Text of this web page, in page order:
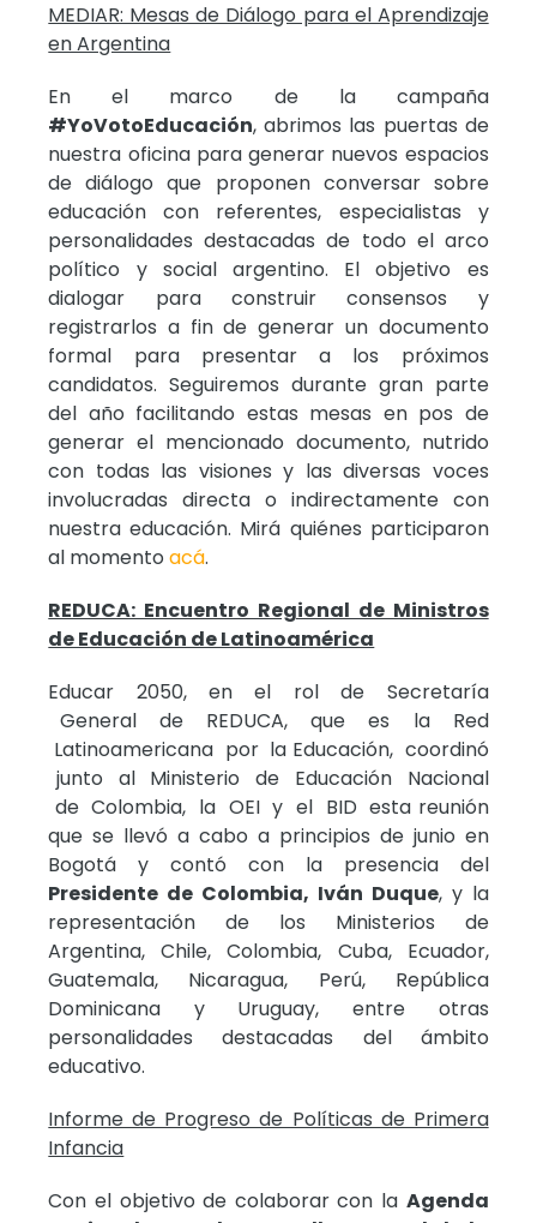
MEDIAR: Mesas de Diálogo para el Aprendizaje
en Argentina
En el marco de la campaña
#YoVotoEducación, abrimos las puertas de
nuestra oficina para generar nuevos espacios
de diálogo que proponen conversar sobre
educación con referentes, especialistas y
personalidades destacadas de todo el arco
político y social argentino. El objetivo es
dialogar para construir consensos y
registrarlos a fin de generar un documento
formal para presentar a los próximos
candidatos. Seguiremos durante gran parte
del año facilitando estas mesas en pos de
generar el mencionado documento, nutrido
con todas las visiones y las diversas voces
involucradas directa o indirectamente con
nuestra educación. Mirá quiénes participaron
al momentoacá.
REDUCA: Encuentro Regional de Ministros
de Educación de Latinoamérica
Educar 2050, en el rol de Secretaría
General de REDUCA, que es la Red
Latinoamericana por la Educación, coordinó
junto al Ministerio de Educación Nacional
de Colombia, la OEI y el BID esta reunión
que se llevó a cabo a principios de junio en
Bogotá y contó con la presencia del
Presidente de Colombia, Iván Duque, y la
representación de los Ministerios de
Argentina, Chile, Colombia, Cuba, Ecuador,
Guatemala, Nicaragua, Perú, República
Dominicana y Uruguay, entre otras
personalidades destacadas del ámbito
educativo.
Informe de Progreso de Políticas de Primera
Infancia
Con el objetivo de colaborar con la Agenda